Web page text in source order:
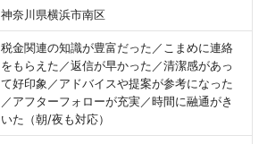
神奈川県横浜市南区
税金関連の知識が豊富だった／こまめに連絡
をもらえた／返信が早かった／清潔感があっ
て好印象／アドバイスや提案が参考になった
／アフターフォローが充実／時間に融通がき
いた（朝/夜も対応）